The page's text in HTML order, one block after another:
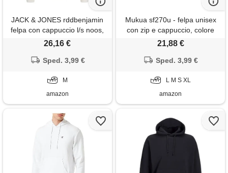
JACK & JONES rddbenjamin
felpa con cappuccio l/s noos,
avorio (egret), m uomo
26,16 €
Sped. 3,99 €
M
amazon
Mukua sf270u - felpa unisex
con zip e cappuccio, colore
sala, taglia xl, salvia, x-large
21,88 €
Sped. 3,99 €
L M S XL
amazon